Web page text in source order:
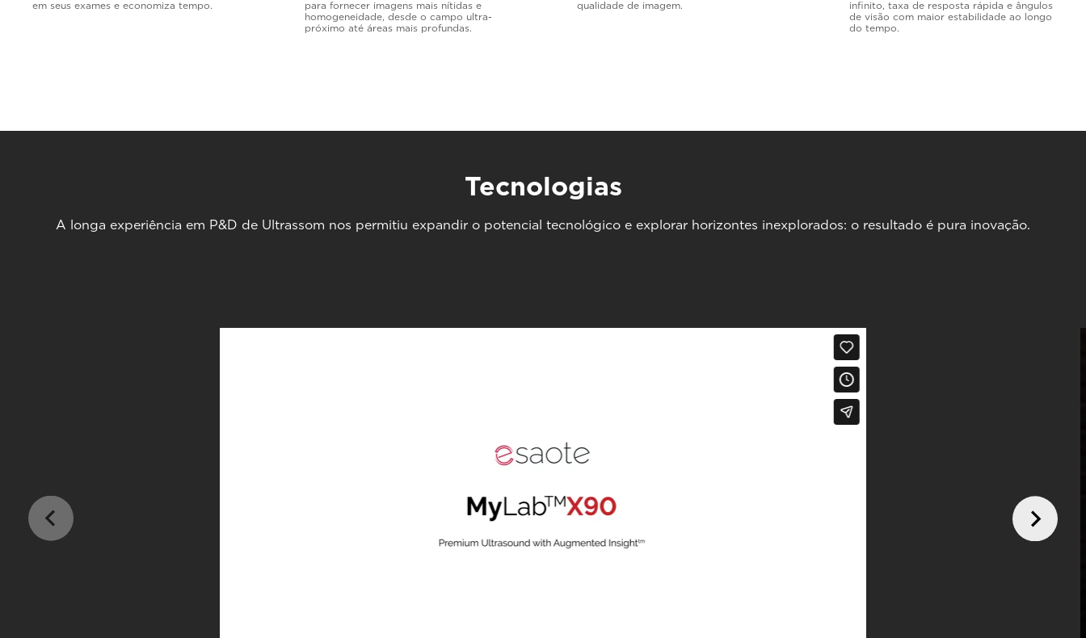
em seus exames e economiza tempo.
para fornecer imagens mais nítidas e
homogeneidade, desde o campo ultra-
próximo até áreas mais profundas.
qualidade de imagem.
infinito, taxa de resposta rápida e ângulos
de visão com maior estabilidade ao longo
do tempo.
Tecnologias
A longa experiência em P&D de Ultrassom nos permitiu expandir o potencial tecnológico e explorar horizontes inexplorados: o resultado é pura inovação.